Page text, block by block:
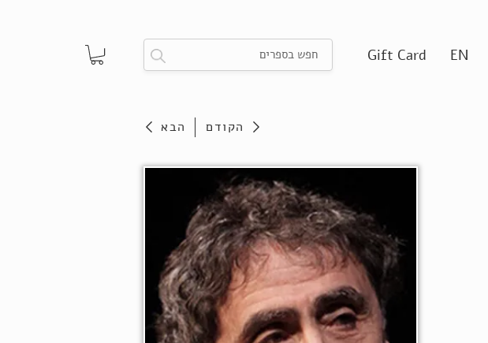
EN
Gift Card
הבא הקודם